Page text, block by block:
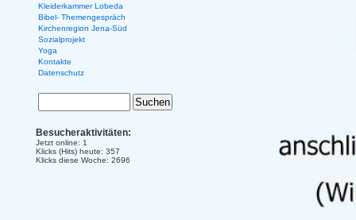
Kleiderkammer Lobeda
Bibel- Themengespräch
Kirchenregion Jena-Süd
Sozialprojekt
Yoga
Kontakte
Datenschutz
Besucheraktivitäten:
Jetzt online: 1
Klicks (Hits) heute: 357
Klicks diese Woche: 2696